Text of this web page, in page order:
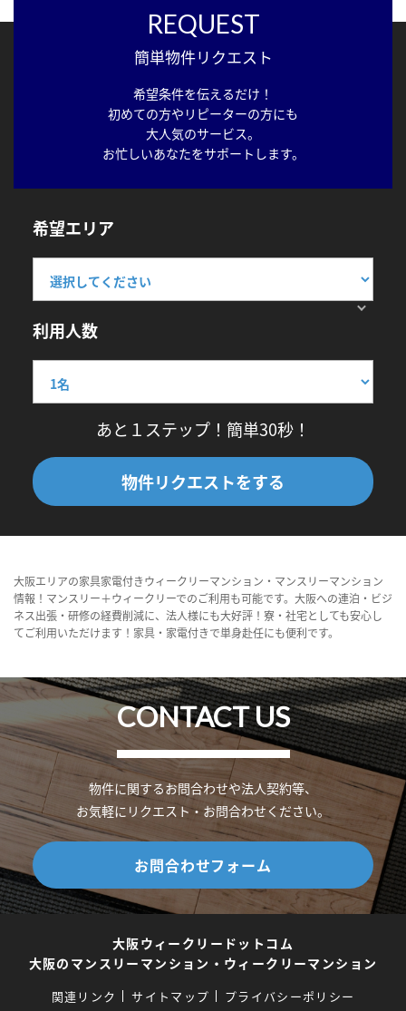
REQUEST
簡単物件リクエスト
希望条件を伝えるだけ！
初めての方やリピーターの方にも
大人気のサービス。
お忙しいあなたをサポートします。
希望エリア
利用人数
あと１ステップ！簡単30秒！
物件リクエストをする
大阪エリアの家具家電付きウィークリーマンション・マンスリーマンション
情報！マンスリー＋ウィークリーでのご利用も可能です。大阪への連泊・ビジ
ネス出張・研修の経費削減に、法人様にも大好評！寮・社宅としても安心し
てご利用いただけます！家具・家電付きで単身赴任にも便利です。
CONTACT US
物件に関するお問合わせや法人契約等、
お気軽にリクエスト・お問合わせください。
お問合わせフォーム
大阪ウィークリードットコム
大阪のマンスリーマンション・ウィークリーマンション
関連リンク サイトマップ プライバシーポリシー